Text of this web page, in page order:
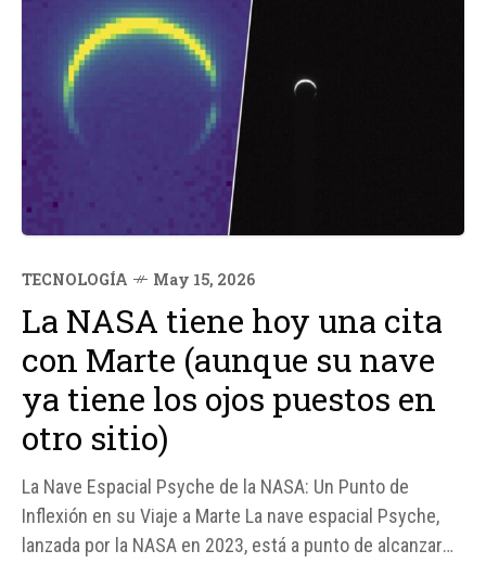
TECNOLOGÍA May 15, 2026
La NASA tiene hoy una cita
con Marte (aunque su nave
ya tiene los ojos puestos en
otro sitio)
La Nave Espacial Psyche de la NASA: Un Punto de
Inflexión en su Viaje a Marte La nave espacial Psyche,
lanzada por la NASA en 2023, está a punto de alcanzar